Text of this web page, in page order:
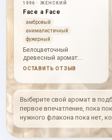
1996 · ЖЕНСКИЙ
Face a Face
амбровый
анималистичный
фужерный
Белоцветочный
древесный аромат:
прохладный в начале,
мягко амбровый в
шлейфе.
ОСТАВИТЬ ОТЗЫВ
Выберите свой аромат в
первое впечатление, пока
нужного флакона пока нет,